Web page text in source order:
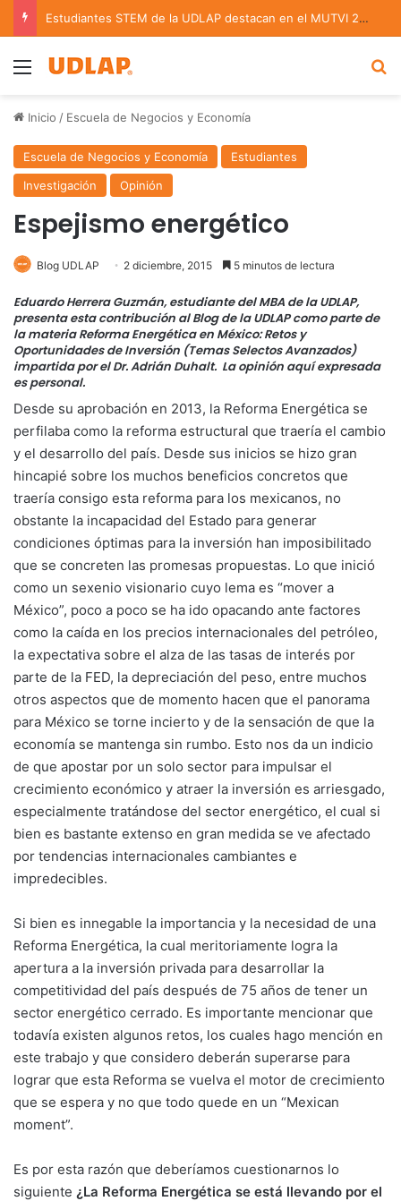
Estudiantes STEM de la UDLAP destacan en el MUTVI 2026
Menu
Inicio / Escuela de Negocios y Economía
Escuela de Negocios y Economía
Estudiantes
Investigación
Opinión
Espejismo energético
Blog UDLAP 2 diciembre, 2015 5 minutos de lectura
Eduardo Herrera Guzmán, estudiante del MBA de la UDLAP,
presenta esta contribución al Blog de la UDLAP como parte de
la materia Reforma Energética en México: Retos y
Oportunidades de Inversión (Temas Selectos Avanzados)
impartida por el Dr. Adrián Duhalt. La opinión aquí expresada
es personal.
Desde su aprobación en 2013, la Reforma Energética se
perfilaba como la reforma estructural que traería el cambio
y el desarrollo del país. Desde sus inicios se hizo gran
hincapié sobre los muchos beneficios concretos que
traería consigo esta reforma para los mexicanos, no
obstante la incapacidad del Estado para generar
condiciones óptimas para la inversión han imposibilitado
que se concreten las promesas propuestas. Lo que inició
como un sexenio visionario cuyo lema es “mover a
México”, poco a poco se ha ido opacando ante factores
como la caída en los precios internacionales del petróleo,
la expectativa sobre el alza de las tasas de interés por
parte de la FED, la depreciación del peso, entre muchos
otros aspectos que de momento hacen que el panorama
para México se torne incierto y de la sensación de que la
economía se mantenga sin rumbo. Esto nos da un indicio
de que apostar por un solo sector para impulsar el
crecimiento económico y atraer la inversión es arriesgado,
especialmente tratándose del sector energético, el cual si
bien es bastante extenso en gran medida se ve afectado
por tendencias internacionales cambiantes e
impredecibles.
Si bien es innegable la importancia y la necesidad de una
Reforma Energética, la cual meritoriamente logra la
apertura a la inversión privada para desarrollar la
competitividad del país después de 75 años de tener un
sector energético cerrado. Es importante mencionar que
todavía existen algunos retos, los cuales hago mención en
este trabajo y que considero deberán superarse para
lograr que esta Reforma se vuelva el motor de crecimiento
que se espera y no que todo quede en un “Mexican
moment”.
Es por esta razón que deberíamos cuestionarnos lo
siguiente ¿La Reforma Energética se está llevando por el